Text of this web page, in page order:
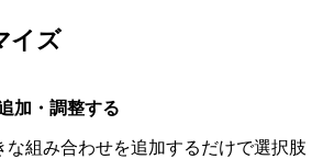
イズ
加・調整する
な組み合わせを追加するだけで選択肢